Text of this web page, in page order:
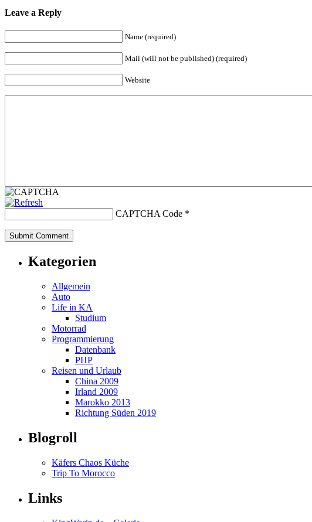
Leave a Reply
Name (required)
Mail (will not be published) (required)
Website
CAPTCHA Code *
Kategorien
Allgemein
Auto
Life in KA
Studium
Motorrad
Programmierung
Datenbank
PHP
Reisen und Urlaub
China 2009
Irland 2009
Marokko 2013
Richtung Süden 2019
Blogroll
Käfers Chaos Küche
Trip To Morocco
Links